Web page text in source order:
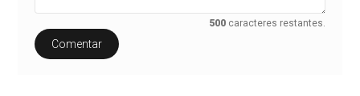
500 caracteres restantes.
Comentar